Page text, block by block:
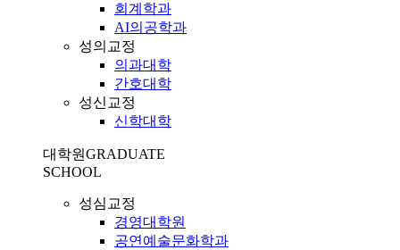
회계학과
AI의공학과
성의교정
의과대학
간호대학
성신교정
신학대학
대학원GRADUATE
SCHOOL
성심교정
경영대학원
공연예술문화학과